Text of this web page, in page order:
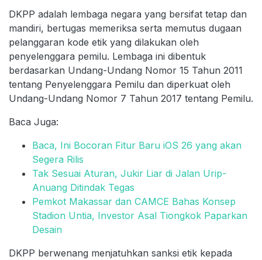
DKPP adalah lembaga negara yang bersifat tetap dan
mandiri, bertugas memeriksa serta memutus dugaan
pelanggaran kode etik yang dilakukan oleh
penyelenggara pemilu. Lembaga ini dibentuk
berdasarkan Undang-Undang Nomor 15 Tahun 2011
tentang Penyelenggara Pemilu dan diperkuat oleh
Undang-Undang Nomor 7 Tahun 2017 tentang Pemilu.
Baca Juga:
Baca, Ini Bocoran Fitur Baru iOS 26 yang akan
Segera Rilis
Tak Sesuai Aturan, Jukir Liar di Jalan Urip-
Anuang Ditindak Tegas
Pemkot Makassar dan CAMCE Bahas Konsep
Stadion Untia, Investor Asal Tiongkok Paparkan
Desain
DKPP berwenang menjatuhkan sanksi etik kepada